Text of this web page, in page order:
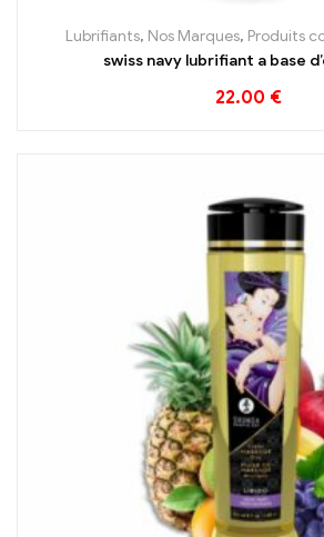
Lubrifiants, Nos Marques, Produits
swiss navy lubrifiant a base
22.00 €